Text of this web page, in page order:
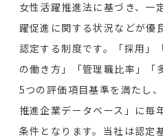
女性活躍推進法に基づき、一
躍促進に関する状況などが優
認定する制度です。「採用」
の働き方」「管理職比率」「
5つの評価項目基準を満たし
推進企業データベース」に毎
条件となります。当社は認定